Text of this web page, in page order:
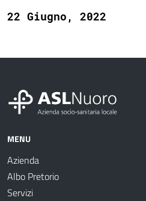
22 Giugno, 2022
MENU
Azienda
Albo Pretorio
Servizi